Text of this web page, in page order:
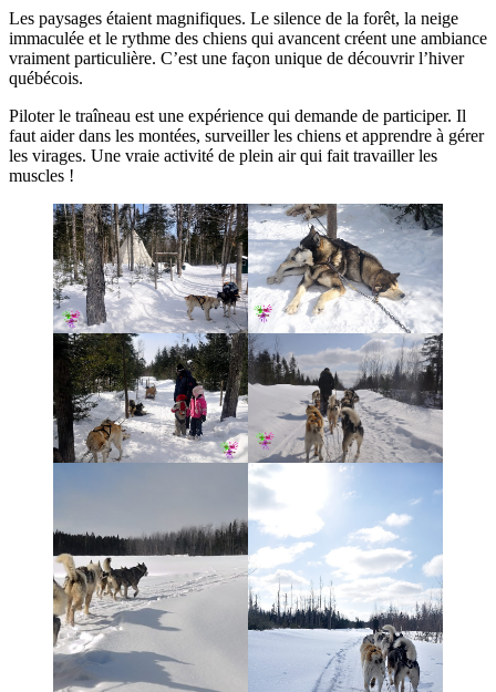
Les paysages étaient magnifiques. Le silence de la forêt, la neige
immaculée et le rythme des chiens qui avancent créent une ambiance
vraiment particulière. C’est une façon unique de découvrir l’hiver
québécois.
Piloter le traîneau est une expérience qui demande de participer. Il
faut aider dans les montées, surveiller les chiens et apprendre à gérer
les virages. Une vraie activité de plein air qui fait travailler les
muscles !